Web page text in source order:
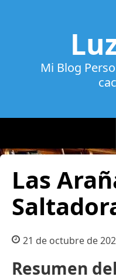
Mi Blog
Las
21 de octubre de
Resumen